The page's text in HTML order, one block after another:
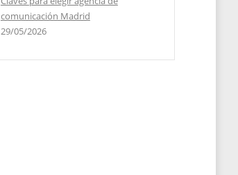
comunicación Madrid
29/05/2026